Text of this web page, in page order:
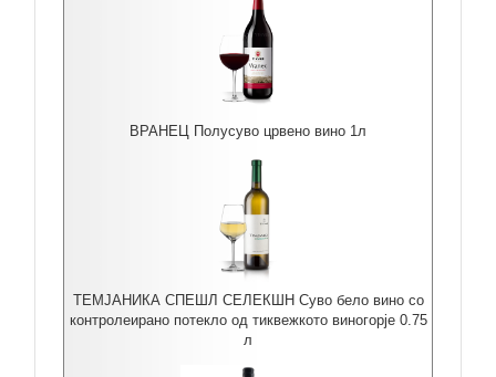
ВРАНЕЦ Полусуво црвено вино 1л
ТЕМЈАНИКА СПЕШЛ СЕЛЕКШН Суво бело вино со
контролеирано потекло од тиквежкото виногорје 0.75
л